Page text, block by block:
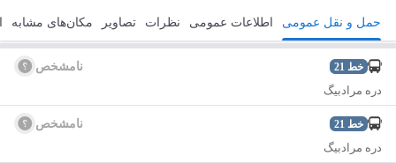
مسیریابی ذخیره ارسال حمل و نقل عمومی اطلاعات عمومی نظرات تصاویر مکان‌های مشابه
خط 21
نامشخص
دره مرادبیگ
خط 21
نامشخص
دره مرادبیگ